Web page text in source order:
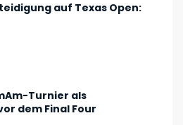
auf Texas Open:
Turnier als
dem Final Four